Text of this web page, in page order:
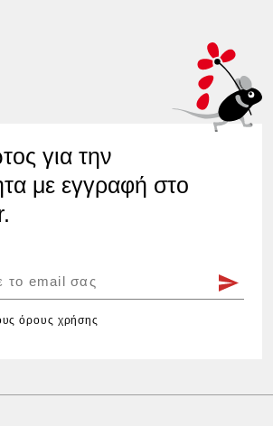
για την
με εγγραφή στο
όρους χρήσης